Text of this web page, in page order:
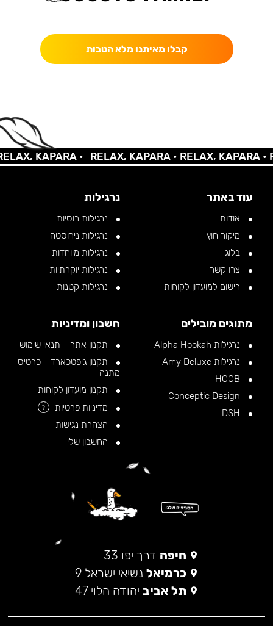
קבלו מאיתנו מלא הטבות
KAPARA • RELAX, KAPARA •RELAX, KAPARA •
עוד באתר
אודות
מיקור חוץ
בלוג
צרו קשר
רישום למועדון לקוחות
נרגילות
נרגילות רוסיות
נרגילות נירוסטה
נרגילות מיוחדות
נרגילות יוקרתיות
נרגילות קטנות
מתוגים מובילים
נרגילות Alpha Hookah
נרגילות Amy Deluxe
חשבון ומדיניות
תקנון אתר – תנאי שימוש
תקנון גיפטכארד – כרטיס
מתנה
תקנון מועדון לקוחות
מדיניות פרטיות
?
הצהרת נגישות
החשבון שלי
חיפה דרך יפו 33
כרמיאל נשיאי ישראל 9
תל אביב יהודה הלוי 47